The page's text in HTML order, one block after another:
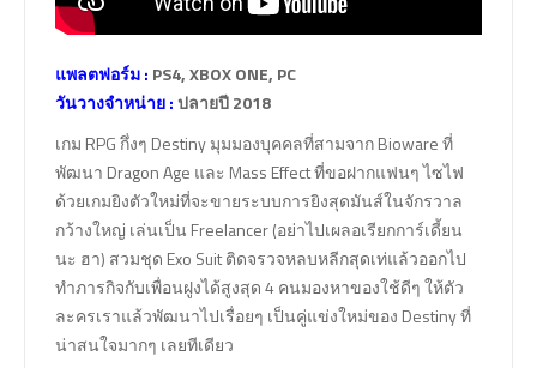
แพลตฟอร์ม : PS4, XBOX ONE, PC
วันวางจำหน่าย :ปลายปี 2018
เกม RPG กึ่งๆ Destiny มุมมองบุคคลที่สามจาก Bioware ที่
พัฒนา Dragon Age และ Mass Effect ที่ขอฝากแฟนๆ ไซไฟ
ด้วยเกมยิงตัวใหม่ที่จะขายระบบการยิงสุดมันส์ในจักรวาล
กว้างใหญ่ เล่นเป็น Freelancer (อย่าไปเผลอเรียกการ์เดี้ยน
นะ ฮา) สวมชุด Exo Suit ติดจรวจหลบหลีกสุดเท่แล้วออกไป
ทำภารกิจกับเพื่อนฝูงได้สูงสุด 4 คนมองหาของใช้ดีๆ ให้ตัว
ละครเราแล้วพัฒนาไปเรื่อยๆ เป็นคู่แข่งใหม่ของ Destiny ที่
น่าสนใจมากๆ เลยทีเดียว